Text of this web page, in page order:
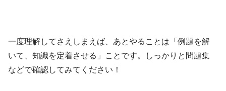
一度理解してさえしまえば、あとやることは「例題を解
いて、知識を定着させる」ことです。しっかりと問題集
などで確認してみてください！